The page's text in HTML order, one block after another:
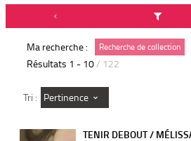
Ma recherche : Recherche de collection
Résultats 1 - 10/ 122
Tri : Pertinence
TENIR DEBOUT /